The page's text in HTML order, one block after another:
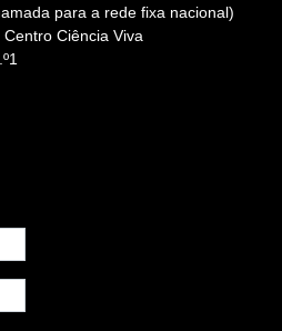
para a rede fixa nacional)
Ciência Viva